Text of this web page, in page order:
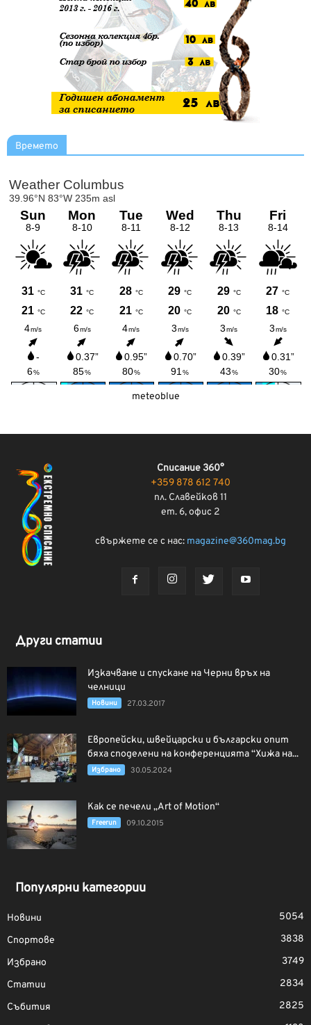
Времето
meteoblue
Списание 360°
+359 878 612 740
пл. Славейков 11
ет. 6, офис 2
свържете се с нас: magazine@360mag.bg
Други статии
Изкачване и спускане на Черни връх на
челници
Новини 27.03.2017
Европейски, швейцарски и български опит
бяха споделени на конференцията “Хижа на...
Избрано 30.05.2024
Как се печели „Art of Motion“
Freerun 09.10.2015
Популярни категории
Новини
5054
Спортове
3838
Избрано
3749
Статии
2834
Събития
2825